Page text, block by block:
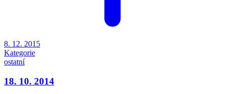
8. 12. 2015
Kategorie
ostatní
18. 10. 2014